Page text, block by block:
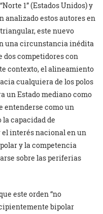
1” (Estados Unidos) y
analizado estos autores en
este nuevo
una circunstancia inédita
dos competidores con
contexto, el alineamiento
cualquiera de los polos
un Estado mediano como
entenderse como un
capacidad de
interés nacional en un
y la competencia
sobre las periferias
este orden “no
bipolar